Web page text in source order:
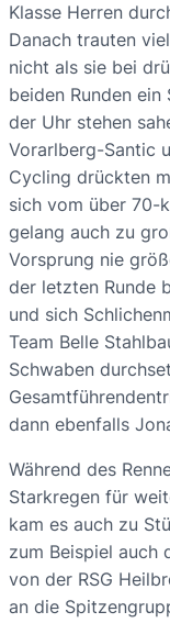
Klasse Herren
Danach trauten
nicht als sie bei
beiden Runden
der Uhr stehen
Vorarlberg-Santic
Cycling drückten
sich vom über 70-
gelang auch zu
Vorsprung nie
der letzten Runde
und sich
Team Belle
Schwaben
dann ebenfalls
Während des
Starkregen für
kam es auch zu
zum Beispiel auch
von der RSG
an die